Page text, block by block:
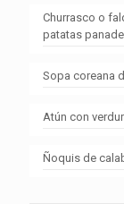
Churrasco o
patatas
Sopa coreana
Atún con
Ñoquis de